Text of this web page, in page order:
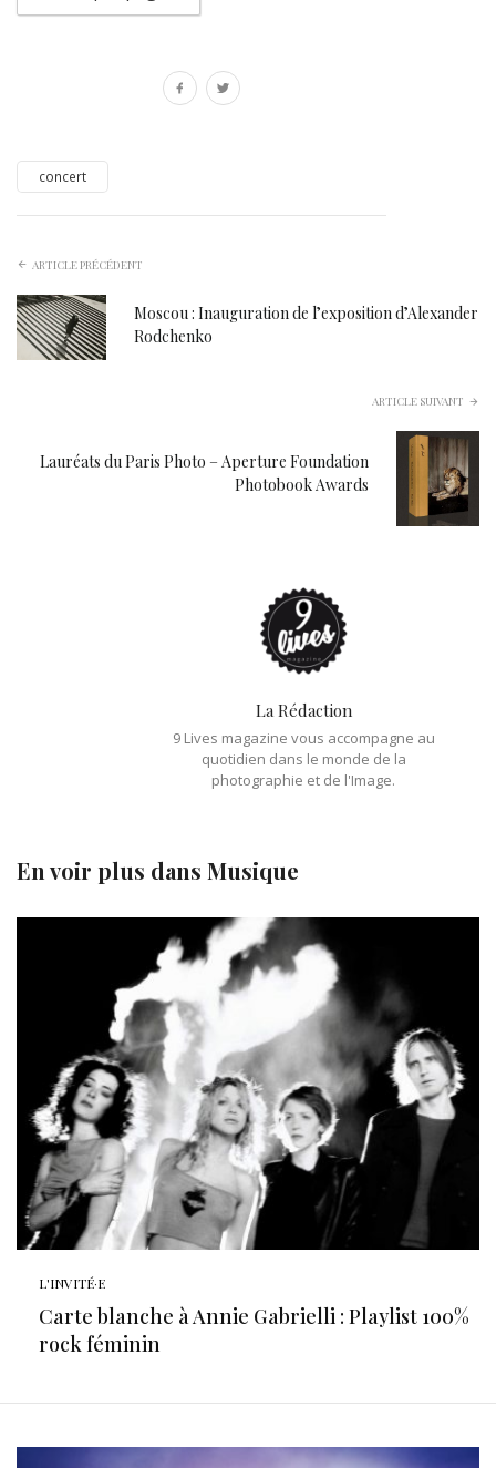
concert
ARTICLE PRÉCÉDENT
Moscou : Inauguration de l’exposition d’Alexander
Rodchenko
ARTICLE SUIVANT
Lauréats du Paris Photo – Aperture Foundation
Photobook Awards
La Rédaction
9 Lives magazine vous accompagne au
quotidien dans le monde de la
photographie et de l'Image.
En voir plus dans Musique
L'INVITÉ·E
Carte blanche à Annie Gabrielli : Playlist 100%
rock féminin